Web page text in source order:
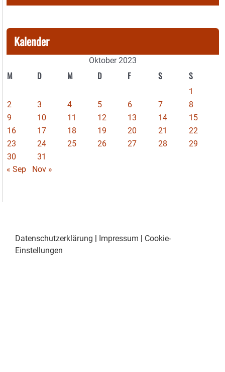
Kalender
Oktober 2023
M D M D F S S
1
2
3 4 5 6 7
8
9
10 11 12 13 14
15
16
17 18 19 20 21
22
23
24 25 26 27 28
29
30
31
« Sep
Nov »
Datenschutzerklärung | Impressum | Cookie-
Einstellungen